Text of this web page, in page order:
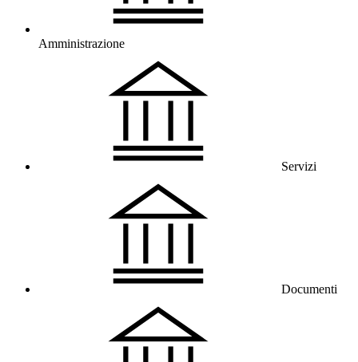
Amministrazione
Servizi
Documenti